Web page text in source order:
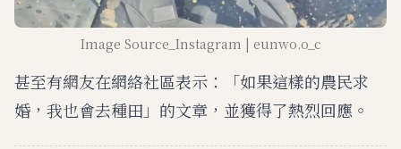
Image Source_Instagram | eunwo.o_c
甚至有網友在網絡社區表示：「如果這樣的農民求
婚，我也會去種田」的文章，並獲得了熱烈回應。